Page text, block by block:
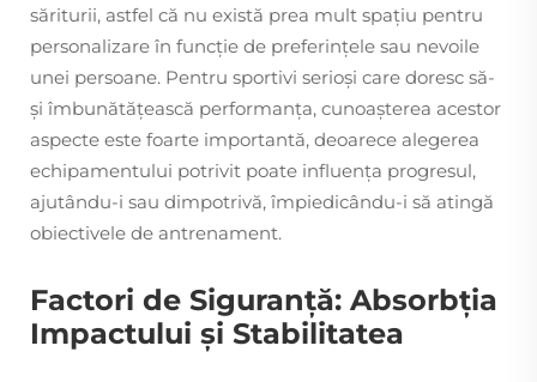
săriturii, astfel că nu există prea mult spațiu pentru
personalizare în funcție de preferințele sau nevoile
unei persoane. Pentru sportivi serioși care doresc să-
și îmbunătățească performanța, cunoașterea acestor
aspecte este foarte importantă, deoarece alegerea
echipamentului potrivit poate influența progresul,
ajutându-i sau dimpotrivă, împiedicându-i să atingă
obiectivele de antrenament.
Factori de Siguranță: Absorbția
Impactului și Stabilitatea